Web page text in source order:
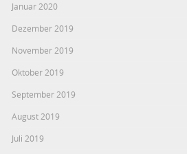
Januar 2020
Dezember 2019
November 2019
Oktober 2019
September 2019
August 2019
Juli 2019